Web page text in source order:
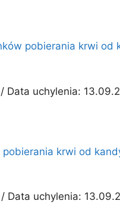
pobierania krwi od
Data uchylenia:
krwi od
Data uchylenia: